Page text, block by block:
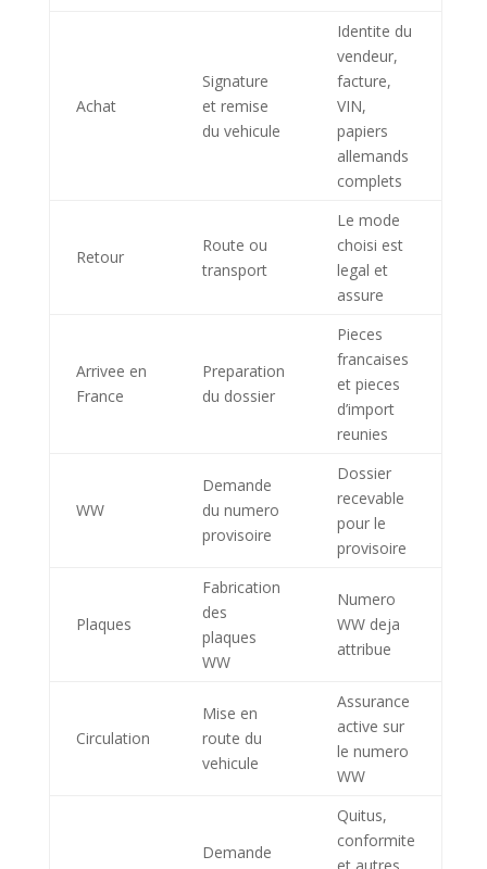
Achat
Signature
et remise
du vehicule
Identite du
vendeur,
facture,
VIN,
papiers
allemands
complets
Retour
Route ou
transport
Le mode
choisi est
legal et
assure
Arrivee en
France
Preparation
du dossier
Pieces
francaises
et pieces
d’import
reunies
WW
Demande
du numero
provisoire
Dossier
recevable
pour le
provisoire
Plaques
Fabrication
des
plaques
WW
Numero
WW deja
attribue
Circulation
Mise en
route du
vehicule
Assurance
active sur
le numero
WW
Demande
Quitus,
conformite